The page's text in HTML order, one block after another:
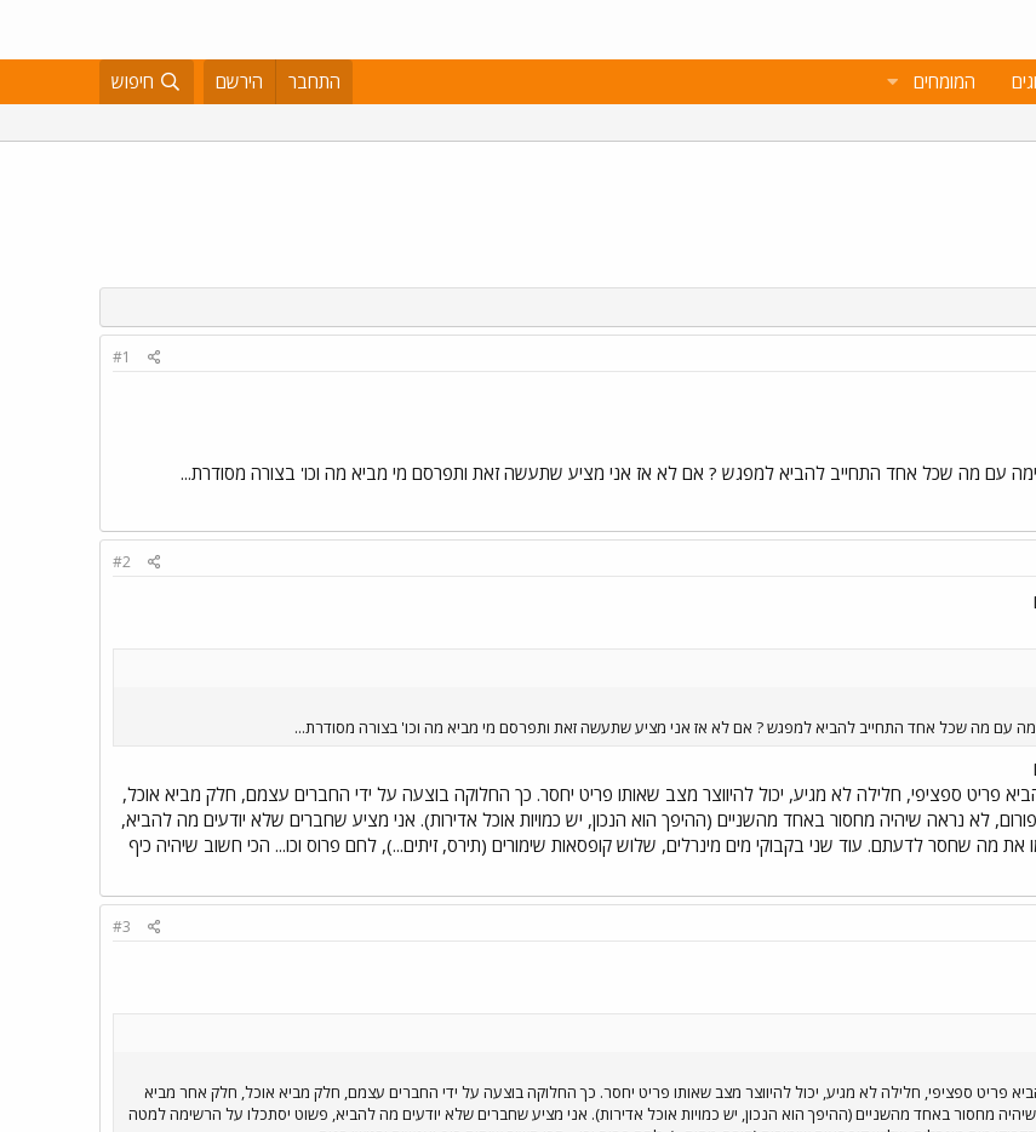
המומחים התחבר הירשם חיפוש
#1
עם מה שכל אחד התחייב להביא למפגש ? אם לא אז אני מציע שתעשה זאת ותפרסם מי מביא מה וכו' בצורה מסודרת...
#2
עם מה שכל אחד התחייב להביא למפגש ? אם לא אז אני מציע שתעשה זאת ותפרסם מי מביא מה וכו' בצורה מסודרת...
פריט ספציפי, חלילה לא מגיע, יכול להיווצר מצב שאותו פריט יחסר. כך החלוקה בוצעה על ידי החברים עצמם, חלק מביא אוכל,
לא נראה שיהיה מחסור באחד מהשניים (ההיפך הוא הנכון, יש כמויות אוכל אדירות). אני מציע שחברים שלא יודעים מה להביא,
מה שחסר לדעתם. עוד שני בקבוקי מים מינרלים, שלוש קופסאות שימורים (תירס, זיתים...), לחם פרוס וכו... הכי חשוב שיהיה כיף
#3
פריט ספציפי, חלילה לא מגיע, יכול להיווצר מצב שאותו פריט יחסר. כך החלוקה בוצעה על ידי החברים עצמם, חלק מביא אוכל, חלק אחר מביא
מחסור באחד מהשניים (ההיפך הוא הנכון, יש כמויות אוכל אדירות). אני מציע שחברים שלא יודעים מה להביא, פשוט יסתכלו על הרשימה למטה